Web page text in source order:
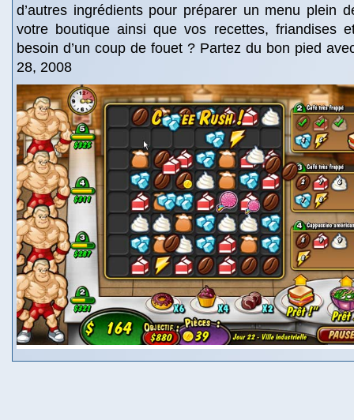
d’autres ingrédients pour préparer un menu plein
votre boutique ainsi que vos recettes, friandises
besoin d’un coup de fouet ? Partez du bon pied
28, 2008